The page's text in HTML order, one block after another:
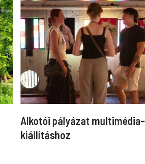
Alkotói pályázat multimédia-
kiállításhoz